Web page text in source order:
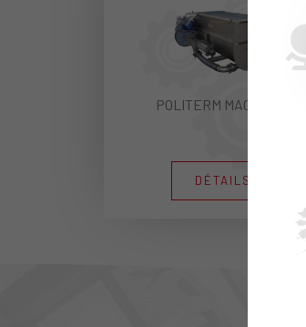
POLITERM MACHINE®
DÉTAILS